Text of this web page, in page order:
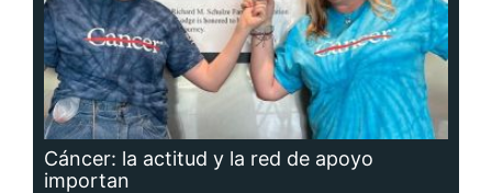
Cáncer: la actitud y la red de apoyo
importan